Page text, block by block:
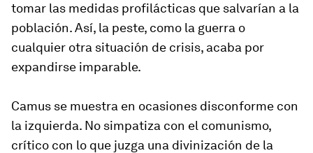
tomar las medidas profilácticas que salvarían a la
población. Así, la peste, como la guerra o
cualquier otra situación de crisis, acaba por
expandirse imparable.
Camus se muestra en ocasiones disconforme con
la izquierda. No simpatiza con el comunismo,
crítico con lo que juzga una divinización de la